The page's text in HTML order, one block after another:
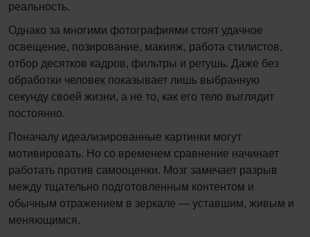
реальность.
Однако за многими фотографиями стоят удачное
освещение, позирование, макияж, работа стилистов,
отбор десятков кадров, фильтры и ретушь. Даже без
обработки человек показывает лишь выбранную
секунду своей жизни, а не то, как его тело выглядит
постоянно.
Поначалу идеализированные картинки могут
мотивировать. Но со временем сравнение начинает
работать против самооценки. Мозг замечает разрыв
между тщательно подготовленным контентом и
обычным отражением в зеркале — уставшим, живым и
меняющимся.